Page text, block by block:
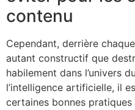
contenu
Cependant, derrière
autant constructif que
habilement dans l’univers
l’intelligence artificielle, il
certaines bonnes